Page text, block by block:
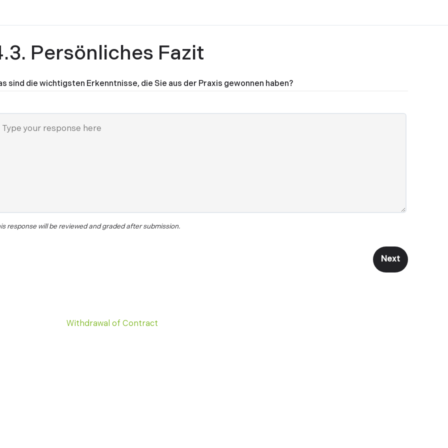
Persönliches Fazit
sind die wichtigsten Erkenntnisse, die Sie aus der Praxis gewonnen haben?
response will be reviewed and graded after submission.
Withdrawal of Contract